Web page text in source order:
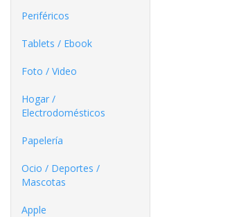
Periféricos
Tablets / Ebook
Foto / Video
Hogar /
Electrodomésticos
Papelería
Ocio / Deportes /
Mascotas
Apple